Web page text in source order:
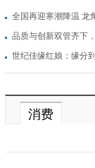
全国再迎寒潮降温 龙
品质与创新双管齐下
世纪佳缘红娘：缘分
消费